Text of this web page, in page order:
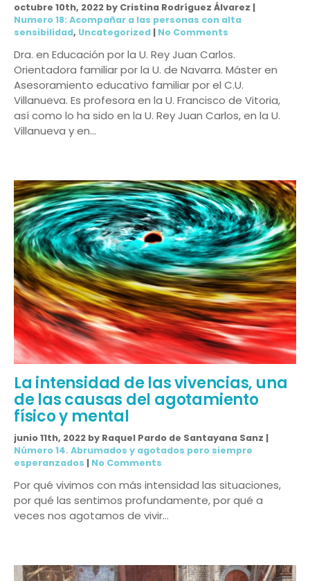
octubre 10th, 2022 by Cristina Rodríguez Álvarez |
Numero 18: Acompañar a las personas con alta
sensibilidad, Uncategorized | No Comments
Dra. en Educación por la U. Rey Juan Carlos.
Orientadora familiar por la U. de Navarra. Máster en
Asesoramiento educativo familiar por el C.U.
Villanueva. Es profesora en la U. Francisco de Vitoria,
así como lo ha sido en la U. Rey Juan Carlos, en la U.
Villanueva y en…
La intensidad de las vivencias, una
de las causas del agotamiento
físico y mental
junio 11th, 2022 by Raquel Pardo de Santayana Sanz |
Número 14. Abrumados y agotados pero siempre
esperanzados | No Comments
Por qué vivimos con más intensidad las situaciones,
por qué las sentimos profundamente, por qué a
veces nos agotamos de vivir…